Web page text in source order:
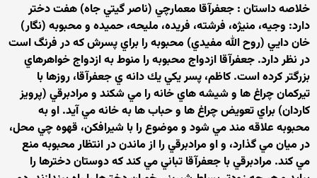
خلاصه داستان : جعفرآقا معمارچي (ناصر گيتي جاه) هفت دختر
دارد: وجيه، منيژه، فرشته، فريده، مليحه، حميده و محبوبه (نگار)
خان دايي (روح الله مفيدي) محبوبه را براي پسرش كه در فرنگ است
در نظر دارد. جعفرآقا ازدواج محبوبه را منوط به ازدواج خواهرهاي
بزرگتر كرده است. كاظم، پسر يكي يك دانه ي جعفرآقا، روزها با
تيركمان چراغ ها و شيشه هاي خانه را مي شكند و مرادبرقي (پرويز
كاردان) براي تعويض چراغ ها و حباب ها به خانه مي آيد. او به
محبوبه علاقه مند مي شود و موضوع را با شيرافكن، قهوه چي محل،
در ميان مي گذارد، و او مرادبرقي را از ماندن در انتظار محبوبه منع
مي كند. مرادبرقي با جعفرآقا تباني مي كند كه دوستان دخترها را